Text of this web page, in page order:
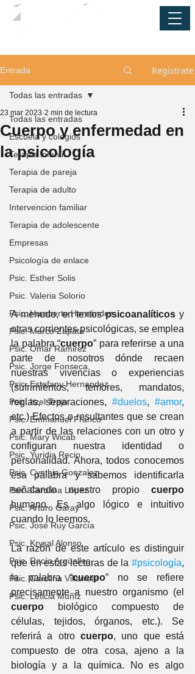
Entrada Regístrate
Todas las entradas
Escuela y colegios
Terapia infantil
Terapia de pareja
Terapia de adulto
Intervencion familiar
Terapia de adolescente
Empresas
Psicología de enlace
Psic. Esther Solis
Psic. Valeria Solorio
Psic. Humberto Hernández
Psic. Marco Zapata
Psic. Omar Ramirez
Psic. Jorge Fonseca
Psic. Estefany Hernandez
Psic. Itzel Trejo
Psic. Emmanuel Franco
Psic. Mary Wicab
Psic. Yuridia Recio
Psic. Cynthia Gonzalez
Psic. Carolina López
Psic. Arturo Garay
Psic. José Ruy García
Psic. Krysal Alonso
Psic. Rocío Argüelles
Psic. Carolina Villarreal
Psic. Leticia Muñíz
Todas las entradas
Cuerpo y enfermedad en
la psicología
23 mar 2023 2 min de lectura
A menudo, en textos psicoanalíticos y
otras corrientes psicológicas, se emplea
la palabra “cuerpo” para referirse a una
parte de nosotros dónde recaen
nuestras vivencias o experiencias
(sufrimientos, temores, mandatos,
reglas, separaciones, #duelos, #amor,
etc.) Efectos o resultantes que se crean
a partir de las relaciones con un otro y
configuran nuestra identidad o
personalidad. Ahora, todos conocemos
esa palabra y sabemos identificarla
señalando nuestro propio cuerpo
humano. Es algo lógico e intuitivo
cuando lo leemos.
La razón de este artículo es distinguir
que en estas lecturas de la #psicología,
la palabra “cuerpo” no se refiere
cuerpo biológico compuesto de
células, tejidos, órganos, etc.). Se
referirá a otro cuerpo, uno que está
compuesto de otra cosa, ajeno a la
biología y a la química. No es algo